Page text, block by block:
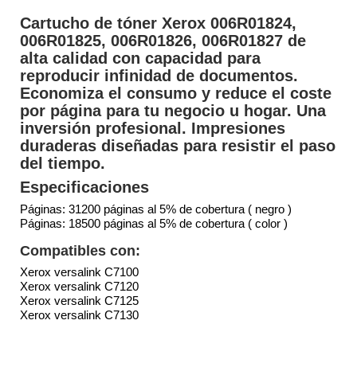
Cartucho de tóner Xerox 006R01824,
006R01825, 006R01826, 006R01827 de
alta calidad con capacidad para
reproducir infinidad de documentos.
Economiza el consumo y reduce el coste
por página para tu negocio u hogar. Una
inversión profesional. Impresiones
duraderas diseñadas para resistir el paso
del tiempo.
Especificaciones
Páginas: 31200 páginas al 5% de cobertura ( negro )
Páginas: 18500 páginas al 5% de cobertura ( color )
Compatibles con:
Xerox versalink C7100
Xerox versalink C7120
Xerox versalink C7125
Xerox versalink C7130